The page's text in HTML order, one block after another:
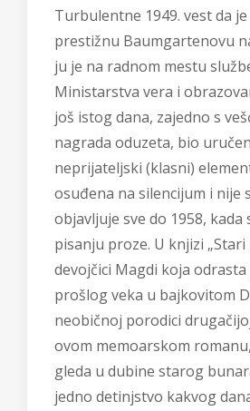
Turbulentne 1949. vest da
prestižnu Baumgartenovu
ju je na radnom mestu
Ministarstva vera i
još istog dana, zajedno s
nagrada oduzeta, bio
neprijateljski (klasni)
osuđena na silencijum i nije
objavljuje sve do 1958, kada
pisanju proze. U knjizi
devojčici Magdi koja
prošlog veka u bajkovitom
neobičnoj porodici
ovom memoarskom
gleda u dubine starog
jedno detinjstvo kakvog